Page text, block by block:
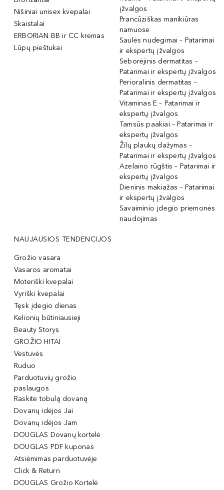
Nišiniai unisex kvepalai
Skaistalai
ERBORIAN BB ir CC kremas
Lūpų pieštukai
įžvalgos
Prancūziškas manikiūras
namuose
Saulės nudegimai – Patarimai
ir ekspertų įžvalgos
Seborėjinis dermatitas –
Patarimai ir ekspertų įžvalgos
Perioralinis dermatitas –
Patarimai ir ekspertų įžvalgos
Vitaminas E – Patarimai ir
ekspertų įžvalgos
Tamsūs paakiai – Patarimai ir
ekspertų įžvalgos
Žilų plaukų dažymas –
Patarimai ir ekspertų įžvalgos
Azelaino rūgštis – Patarimai ir
ekspertų įžvalgos
Dieninis makiažas – Patarimai
ir ekspertų įžvalgos
Savaiminio įdegio priemonės
naudojimas
NAUJAUSIOS TENDENCIJOS
Grožio vasara
Vasaros aromatai
Moteriški kvepalai
Vyriški kvepalai
Tęsk įdegio dienas
Kelionių būtiniausieji
Beauty Storys
GROŽIO HITAI
Vestuvės
Ruduo
Parduotuvių grožio
paslaugos
Raskite tobulą dovaną
Dovanų idėjos Jai
Dovanų idėjos Jam
DOUGLAS Dovanų kortelė
DOUGLAS PDF kuponas
Atsiėmimas parduotuvėje
Click & Return
DOUGLAS Grožio Kortelė